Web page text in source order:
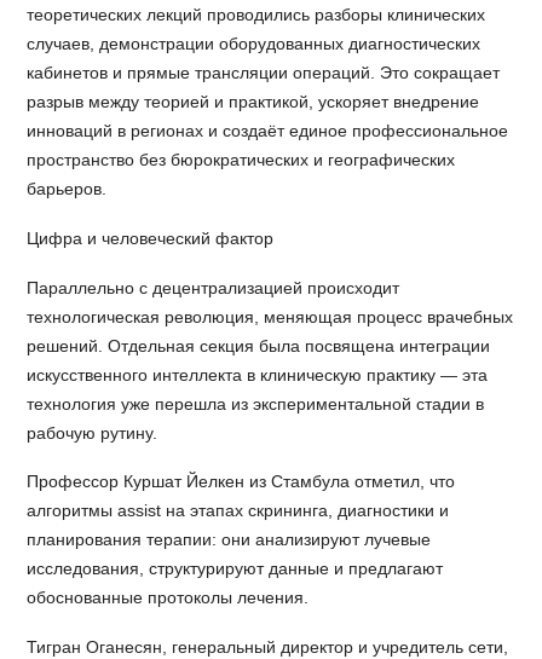
теоретических лекций проводились разборы клинических
случаев, демонстрации оборудованных диагностических
кабинетов и прямые трансляции операций. Это сокращает
разрыв между теорией и практикой, ускоряет внедрение
инноваций в регионах и создаёт единое профессиональное
пространство без бюрократических и географических
барьеров.
Цифра и человеческий фактор
Параллельно с децентрализацией происходит
технологическая революция, меняющая процесс врачебных
решений. Отдельная секция была посвящена интеграции
искусственного интеллекта в клиническую практику — эта
технология уже перешла из экспериментальной стадии в
рабочую рутину.
Профессор Куршат Йелкен из Стамбула отметил, что
алгоритмы assist на этапах скрининга, диагностики и
планирования терапии: они анализируют лучевые
исследования, структурируют данные и предлагают
обоснованные протоколы лечения.
Тигран Оганесян, генеральный директор и учредитель сети,